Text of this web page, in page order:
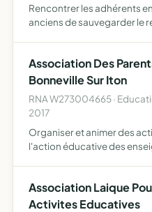
Rencontrer les adhérents
anciens de sauvegarder le
au monu…
Association Des
Bonneville Sur Iton
RNA W273004665 ·
2017
Organiser et animer des
l'action éducative des
Association Laique
Activites Educatives